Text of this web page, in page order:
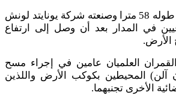
ووضع الصاروخ -الذي يبلغ طوله 58 مترا وصنعته شركة يونايتد لونش
في المدار بعد أن وصل إلى ارتفاع
العلميان عامين في إجراء مسح
آلن) المحيطين بكوكب الأرض واللذين
الأخرى تجنبهما.